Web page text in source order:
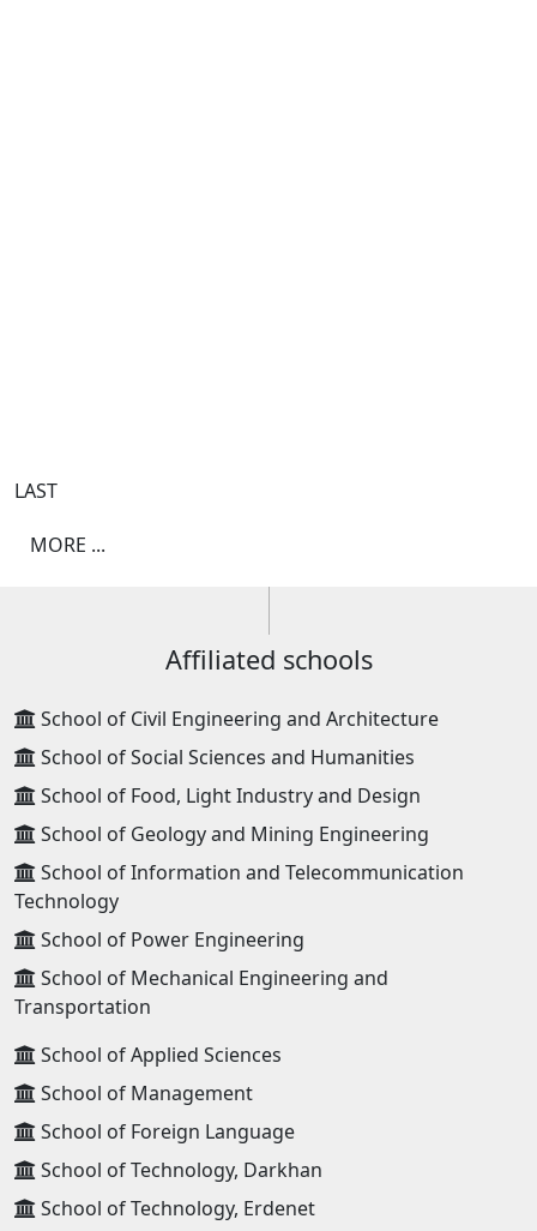
LAST
MORE ...
Affiliated schools
School of Civil Engineering and Architecture
School of Social Sciences and Humanities
School of Food, Light Industry and Design
School of Geology and Mining Engineering
School of Information and Telecommunication
Technology
School of Power Engineering
School of Mechanical Engineering and
Transportation
School of Applied Sciences
School of Management
School of Foreign Language
School of Technology, Darkhan
School of Technology, Erdenet